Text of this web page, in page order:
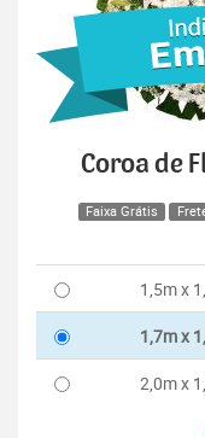
Coroa de
Faixa Grátis
1,5m x
1,7m x
2,0m x